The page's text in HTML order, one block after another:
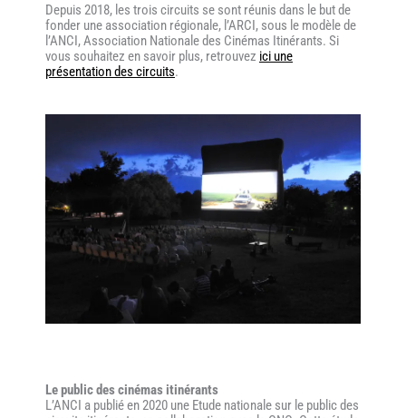
Depuis 2018, les trois circuits se sont réunis dans le but de
fonder une association régionale, l’ARCI, sous le modèle de
l’ANCI, Association Nationale des Cinémas Itinérants. Si
vous souhaitez en savoir plus, retrouvez ici une
présentation des circuits.
Le public des cinémas itinérants
L’ANCI a publié en 2020 une Etude nationale sur le public des